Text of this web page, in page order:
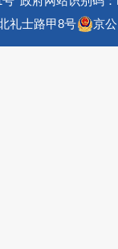
礼士路甲8号
京